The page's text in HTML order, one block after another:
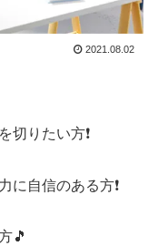
2021.08.02
切りたい方❗
自信のある方❗
🎵